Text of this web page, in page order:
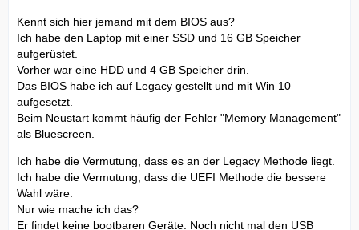
Kennt sich hier jemand mit dem BIOS aus?
Ich habe den Laptop mit einer SSD und 16 GB Speicher
aufgerüstet.
Vorher war eine HDD und 4 GB Speicher drin.
Das BIOS habe ich auf Legacy gestellt und mit Win 10
aufgesetzt.
Beim Neustart kommt häufig der Fehler "Memory Management"
als Bluescreen.
Ich habe die Vermutung, dass es an der Legacy Methode liegt.
Ich habe die Vermutung, dass die UEFI Methode die bessere
Wahl wäre.
Nur wie mache ich das?
Er findet keine bootbaren Geräte. Noch nicht mal den USB